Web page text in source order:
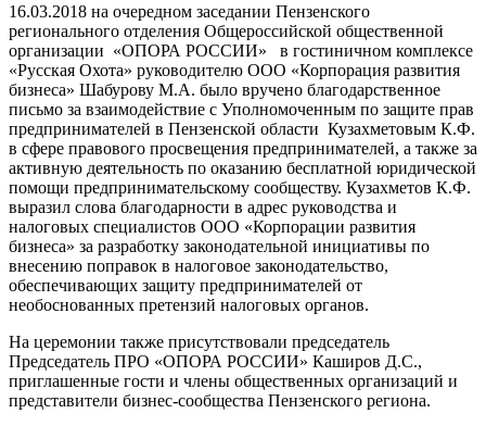
16.03.2018 на очередном заседании Пензенского
регионального отделения Общероссийской общественной
организации «ОПОРА РОССИИ» в гостиничном комплексе
«Русская Охота» руководителю ООО «Корпорация развития
бизнеса» Шабурову М.А. было вручено благодарственное
письмо за взаимодействие с Уполномоченным по защите прав
предпринимателей в Пензенской области Кузахметовым К.Ф.
в сфере правового просвещения предпринимателей, а также за
активную деятельность по оказанию бесплатной юридической
помощи предпринимательскому сообществу. Кузахметов К.Ф.
выразил слова благодарности в адрес руководства и
налоговых специалистов ООО «Корпорации развития
бизнеса» за разработку законодательной инициативы по
внесению поправок в налоговое законодательство,
обеспечивающих защиту предпринимателей от
необоснованных претензий налоговых органов.
На церемонии также присутствовали председатель
Председатель ПРО «ОПОРА РОССИИ» Каширов Д.С.,
приглашенные гости и члены общественных организаций и
представители бизнес-сообщества Пензенского региона.